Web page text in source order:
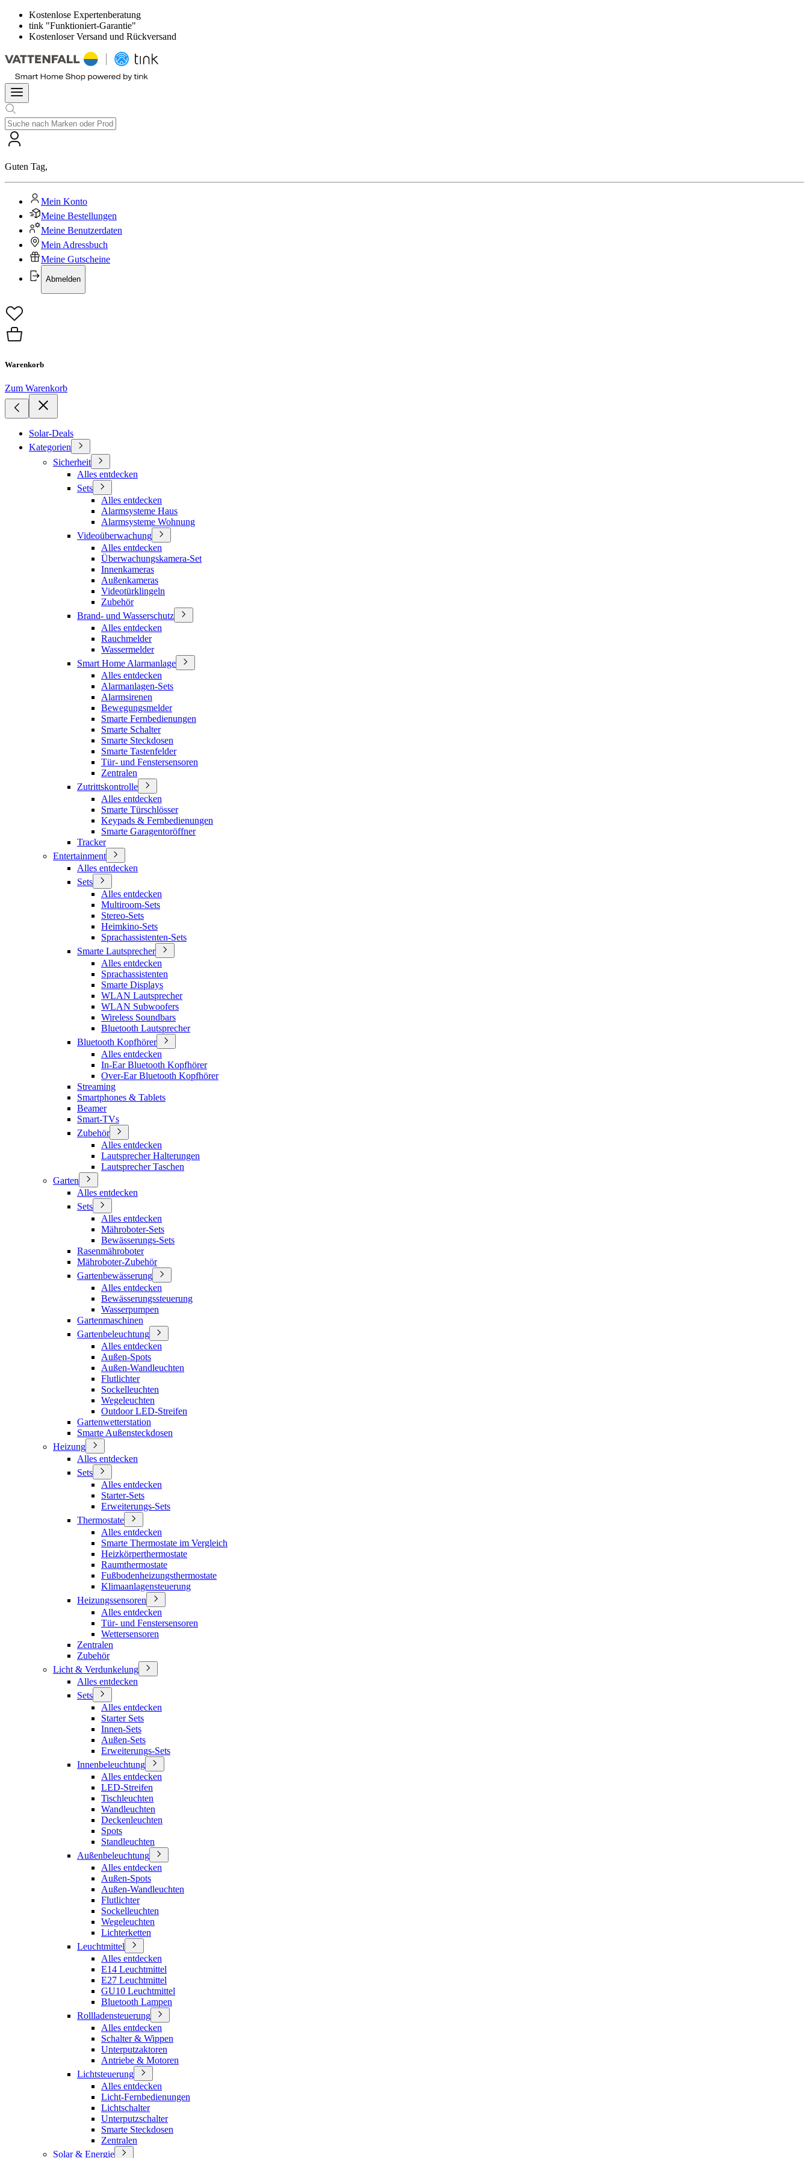
Kostenlose Expertenberatung
tink "Funktioniert-Garantie"
Kostenloser Versand und Rückversand
Guten Tag,
Mein Konto
Meine Bestellungen
Meine Benutzerdaten
Mein Adressbuch
Meine Gutscheine
Abmelden
Warenkorb
Zum Warenkorb
Solar-Deals
Kategorien
Sicherheit
Alles entdecken
Sets
Alles entdecken
Alarmsysteme Haus
Alarmsysteme Wohnung
Videoüberwachung
Alles entdecken
Überwachungskamera-Set
Innenkameras
Außenkameras
Videotürklingeln
Zubehör
Brand- und Wasserschutz
Alles entdecken
Rauchmelder
Wassermelder
Smart Home Alarmanlage
Alles entdecken
Alarmanlagen-Sets
Alarmsirenen
Bewegungsmelder
Smarte Fernbedienungen
Smarte Schalter
Smarte Steckdosen
Smarte Tastenfelder
Tür- und Fenstersensoren
Zentralen
Zutrittskontrolle
Alles entdecken
Smarte Türschlösser
Keypads & Fernbedienungen
Smarte Garagentoröffner
Tracker
Entertainment
Alles entdecken
Sets
Alles entdecken
Multiroom-Sets
Stereo-Sets
Heimkino-Sets
Sprachassistenten-Sets
Smarte Lautsprecher
Alles entdecken
Sprachassistenten
Smarte Displays
WLAN Lautsprecher
WLAN Subwoofers
Wireless Soundbars
Bluetooth Lautsprecher
Bluetooth Kopfhörer
Alles entdecken
In-Ear Bluetooth Kopfhörer
Over-Ear Bluetooth Kopfhörer
Streaming
Smartphones & Tablets
Beamer
Smart-TVs
Zubehör
Alles entdecken
Lautsprecher Halterungen
Lautsprecher Taschen
Garten
Alles entdecken
Sets
Alles entdecken
Mähroboter-Sets
Bewässerungs-Sets
Rasenmähroboter
Mähroboter-Zubehör
Gartenbewässerung
Alles entdecken
Bewässerungssteuerung
Wasserpumpen
Gartenmaschinen
Gartenbeleuchtung
Alles entdecken
Außen-Spots
Außen-Wandleuchten
Flutlichter
Sockelleuchten
Wegeleuchten
Outdoor LED-Streifen
Gartenwetterstation
Smarte Außensteckdosen
Heizung
Alles entdecken
Sets
Alles entdecken
Starter-Sets
Erweiterungs-Sets
Thermostate
Alles entdecken
Smarte Thermostate im Vergleich
Heizkörperthermostate
Raumthermostate
Fußbodenheizungsthermostate
Klimaanlagensteuerung
Heizungssensoren
Alles entdecken
Tür- und Fenstersensoren
Wettersensoren
Zentralen
Zubehör
Licht & Verdunkelung
Alles entdecken
Sets
Alles entdecken
Starter Sets
Innen-Sets
Außen-Sets
Erweiterungs-Sets
Innenbeleuchtung
Alles entdecken
LED-Streifen
Tischleuchten
Wandleuchten
Deckenleuchten
Spots
Standleuchten
Außenbeleuchtung
Alles entdecken
Außen-Spots
Außen-Wandleuchten
Flutlichter
Sockelleuchten
Wegeleuchten
Lichterketten
Leuchtmittel
Alles entdecken
E14 Leuchtmittel
E27 Leuchtmittel
GU10 Leuchtmittel
Bluetooth Lampen
Rollladensteuerung
Alles entdecken
Schalter & Wippen
Unterputzaktoren
Antriebe & Motoren
Lichtsteuerung
Alles entdecken
Licht-Fernbedienungen
Lichtschalter
Unterputzschalter
Smarte Steckdosen
Zentralen
Solar & Energie